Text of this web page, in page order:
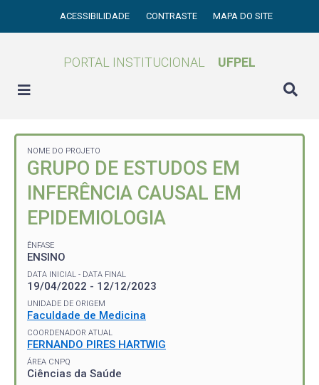
ACESSIBILIDADE CONTRASTE MAPA DO SITE
PORTAL INSTITUCIONAL UFPEL
NOME DO PROJETO
GRUPO DE ESTUDOS EM
INFERÊNCIA CAUSAL EM
EPIDEMIOLOGIA
ÊNFASE
ENSINO
DATA INICIAL - DATA FINAL
19/04/2022 - 12/12/2023
UNIDADE DE ORIGEM
Faculdade de Medicina
COORDENADOR ATUAL
FERNANDO PIRES HARTWIG
ÁREA CNPQ
Ciências da Saúde